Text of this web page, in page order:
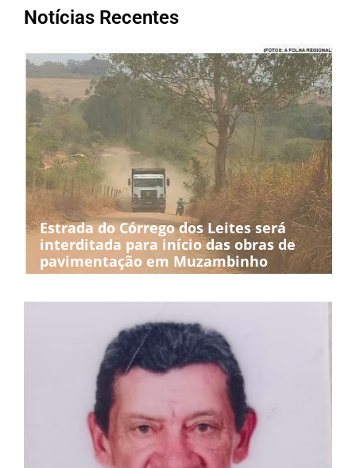
Notícias Recentes
Estrada do Córrego dos Leites será
interditada para início das obras de
pavimentação em Muzambinho